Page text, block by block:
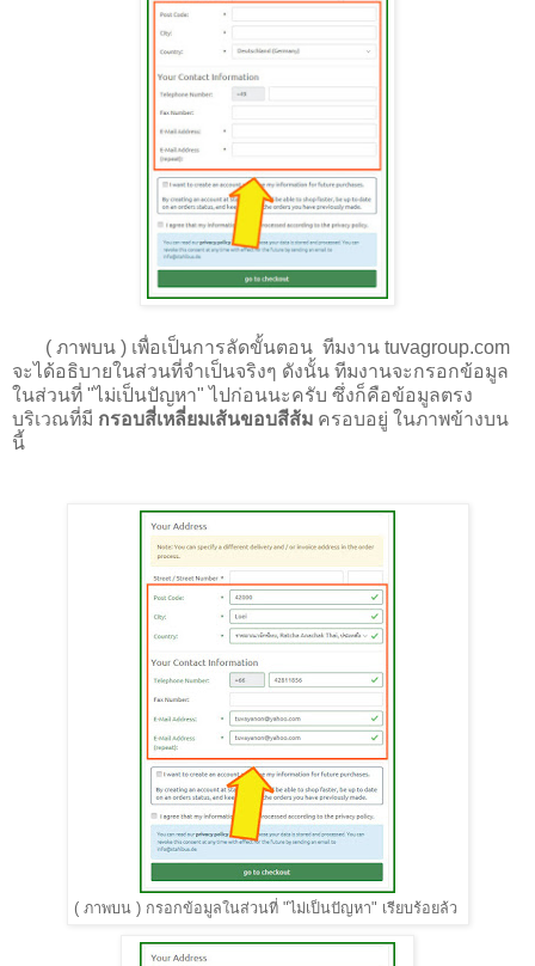
( ภาพบน ) เพื่อเป็นการลัดขั้นตอน ทีมงาน tuvagroup.com
จะได้อธิบายในส่วนที่จำเป็นจริงๆ ดังนั้น ทีมงานจะกรอกข้อมูล
ในส่วนที่ "ไม่เป็นปัญหา" ไปก่อนนะครับ ซึ่งก็คือข้อมูลตรง
บริเวณที่มี กรอบสี่เหลี่ยมเส้นขอบสีส้ม ครอบอยู่ ในภาพข้างบน
นี้
( ภาพบน)กรอกข้อมูลในส่วนที่ "ไม่เป็นปัญหา" เรียบร้อยล้ว